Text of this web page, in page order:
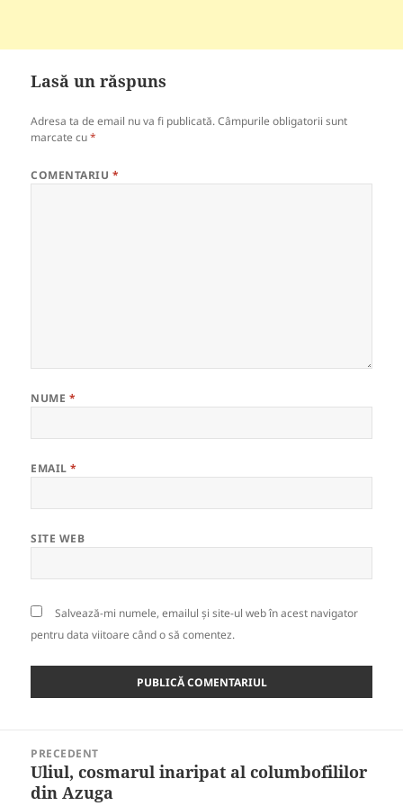
Lasă un răspuns
Adresa ta de email nu va fi publicată. Câmpurile obligatorii sunt
marcate cu*
COMENTARIU *
NUME *
EMAIL*
SITE WEB
Salvează-mi numele, emailul și site-ul web în acest navigator
pentru data viitoare când o să comentez.
articole
PRECEDENT
Articolul
anterior:
Uliul, cosmarul inaripat al columbofililor
din Azuga